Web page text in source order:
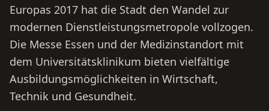
Europas 2017 hat die Stadt den Wandel zur
modernen Dienstleistungsmetropole vollzogen.
Die Messe Essen und der Medizinstandort mit
dem Universitätsklinikum bieten vielfältige
Ausbildungsmöglichkeiten in Wirtschaft,
Technik und Gesundheit.